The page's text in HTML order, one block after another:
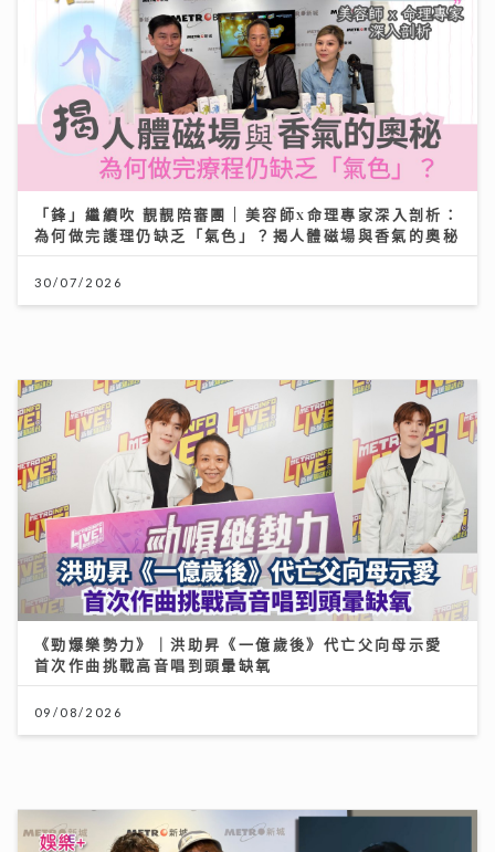
「鋒」繼續吹 靚靚陪審團 | 美容師x命理專家深入剖析：
為何做完護理仍缺乏「氣色」？揭人體磁場與香氣的奧秘
30/07/2026
《勁爆樂勢力》｜洪助昇《一億歲後》代亡父向母示愛
首次作曲挑戰高音唱到頭暈缺氧
09/08/2026